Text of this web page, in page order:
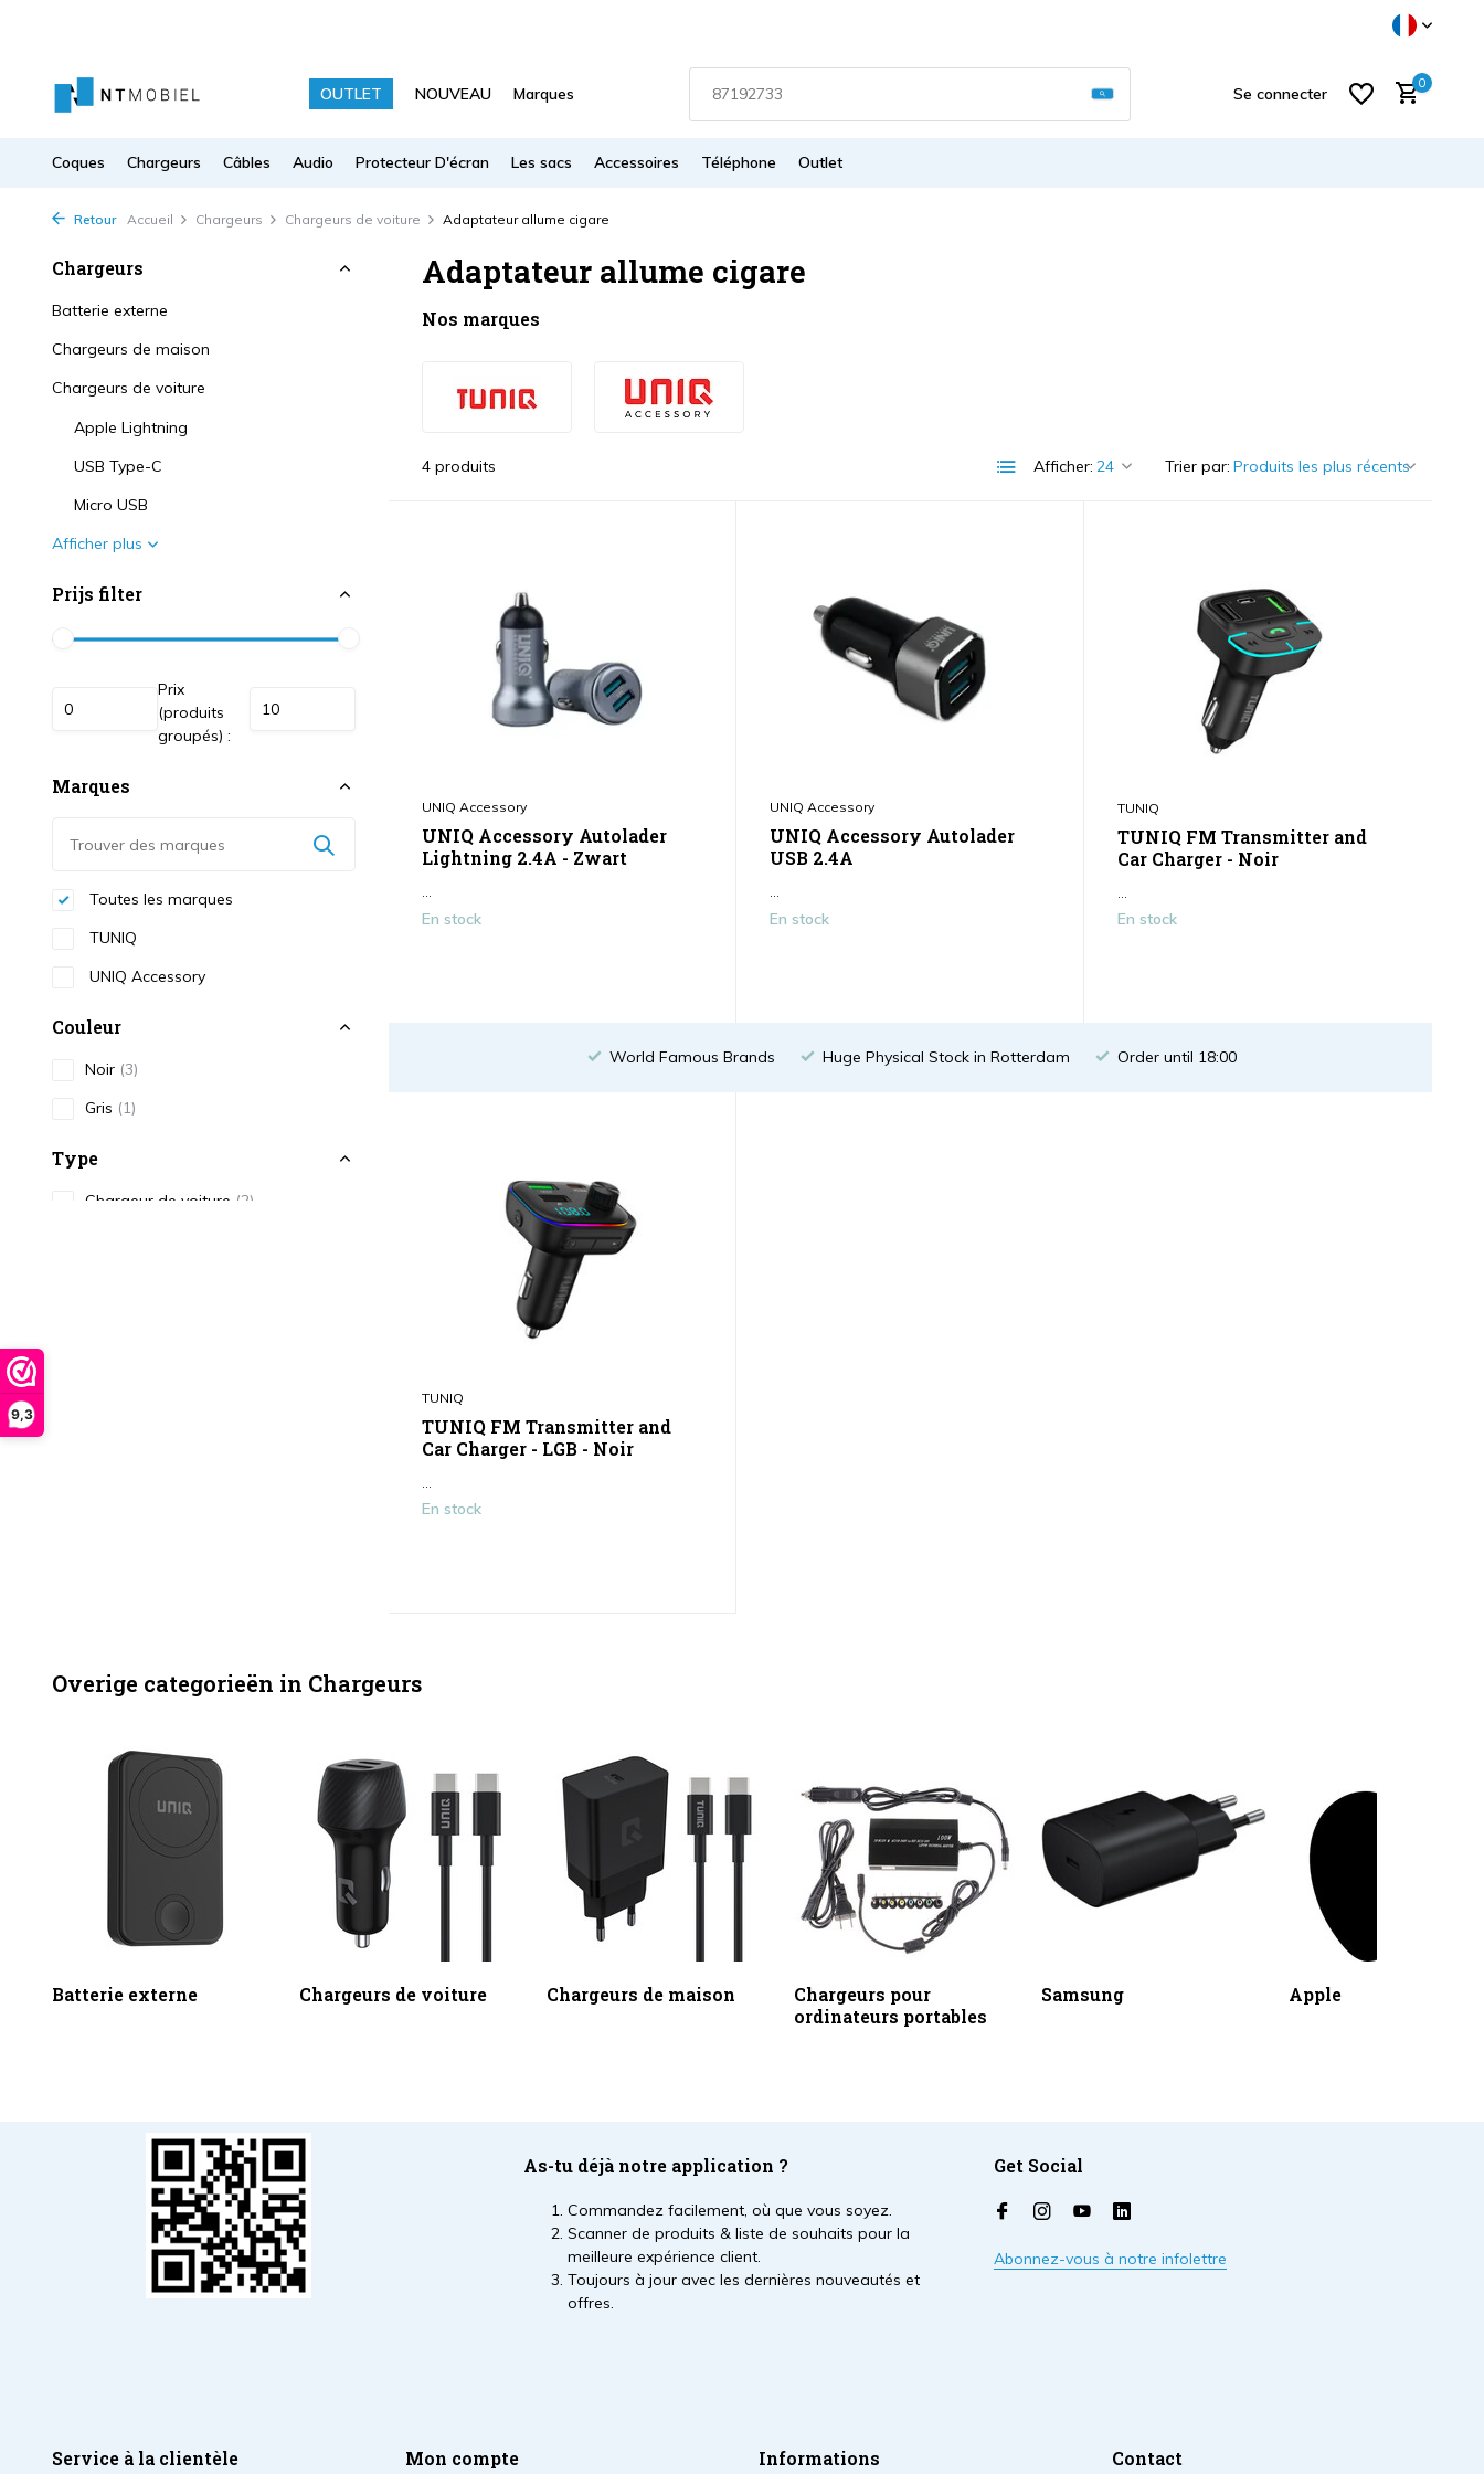
9,3
OUTLET NOUVEAU Marques
Utilisez les flèches haut et bas pour
Se connecter
0
Coques Chargeurs Câbles Audio Protecteur D'écran Les sacs Accessoires Téléphone Outlet
Retour Accueil Chargeurs Chargeurs de voiture Adaptateur allume cigare
Chargeurs
Batterie externe
Chargeurs de maison
Chargeurs de voiture
Apple Lightning
USB Type-C
Micro USB
Afficher plus
Prijs filter
Prix
(produits
groupés) :
Marques
Toutes les marques
TUNIQ
UNIQ Accessory
Couleur
Noir (3)
Gris (1)
Type
Chargeur de voiture (2)
Adaptateur allume cigare
Nos marques
4 produits Afficher: Trier par:
UNIQ Accessory
UNIQ Accessory Autolader
Lightning 2.4A - Zwart
...
En stock
UNIQ Accessory
UNIQ Accessory Autolader
USB 2.4A
...
En stock
TUNIQ
TUNIQ FM Transmitter and
Car Charger - Noir
...
En stock
World Famous Brands Huge Physical Stock in Rotterdam Order until 18:00
TUNIQ
TUNIQ FM Transmitter and
Car Charger - LGB - Noir
...
En stock
Overige categorieën in Chargeurs
Batterie externe Chargeurs de voiture Chargeurs de maison
Chargeurs pour
ordinateurs portables
Samsung Apple
As-tu déjà notre application ?
Commandez facilement, où que vous soyez.
Scanner de produits & liste de souhaits pour la
meilleure expérience client.
Toujours à jour avec les dernières nouveautés et
offres.
Get Social
Abonnez-vous à notre infolettre
Service à la clientèle Mon compte Informations Contact